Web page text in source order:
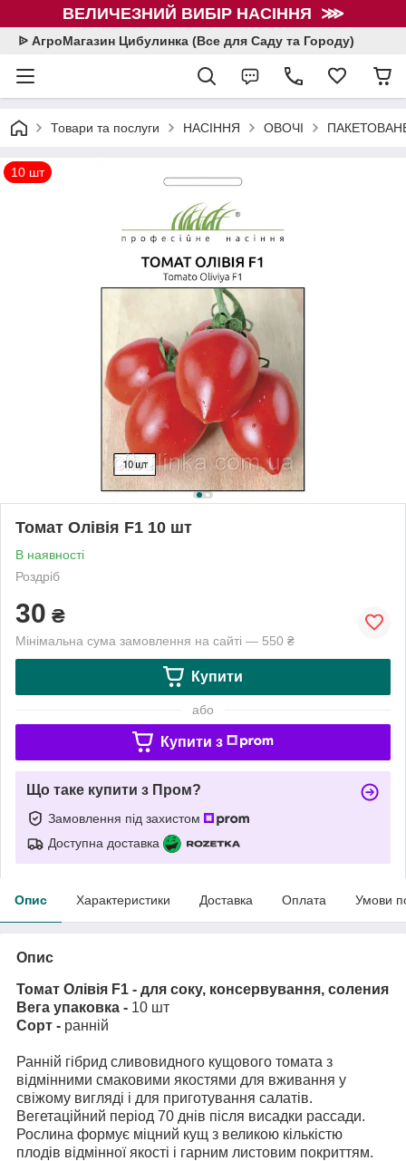
ВЕЛИЧЕЗНИЙ ВИБІР НАСІННЯ ⋙
ᐉ АгроМагазин Цибулинка (Все для Саду та Городу)
Товари та послуги НАСІННЯ ОВОЧІ
10 шт
Томат Олівія F1 10 шт
В наявності
Роздріб
30 ₴
Мінімальна сума замовлення на сайті — 550 ₴
Купити
або
Купити з
Що таке купити з Пром?
Замовлення під захистом
Доступна доставка
Опис Характеристики Доставка Оплата Умови
Опис
Томат Олівія F1 - для соку, консервування, соления
Вега упаковка - 10 шт
Сорт - ранній
Ранній гібрид сливовидного кущового томата з
відмінними смаковими якостями для вживання у
свіжому вигляді і для приготування салатів.
Вегетаційний період 70 днів після висадки рассади.
Рослина формує міцний кущ з великою кількістю
плодів відмінної якості і гарним листовим покриттям.